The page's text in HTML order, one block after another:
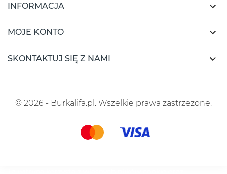
INFORMACJA 
MOJE KONTO 
SKONTAKTUJ SIĘ Z NAMI 
© 2026 - Burkalifa.pl. Wszelkie prawa zastrzeżone.